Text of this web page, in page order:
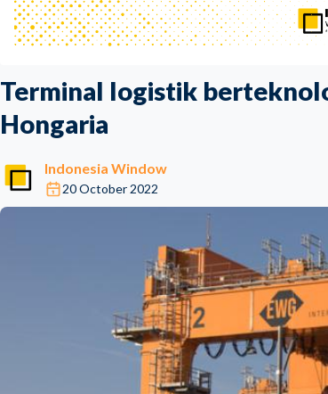
Terminal logistik
Hongaria
Indonesia Window
20 October 2022